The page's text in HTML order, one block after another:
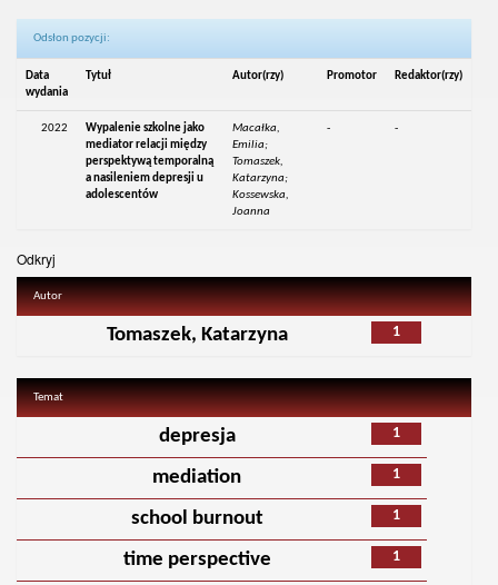
Odsłon pozycji:
Data
wydania
Tytuł Autor(rzy) Promotor Redaktor(rzy)
2022
Wypalenie szkolne jako
mediator relacji między
perspektywą temporalną
a nasileniem depresji u
adolescentów
Macałka,
Emilia;
Tomaszek,
Katarzyna;
Kossewska,
Joanna
- -
Odkryj
Autor
1
Tomaszek, Katarzyna
Temat
1
depresja
1
mediation
1
school burnout
1
time perspective